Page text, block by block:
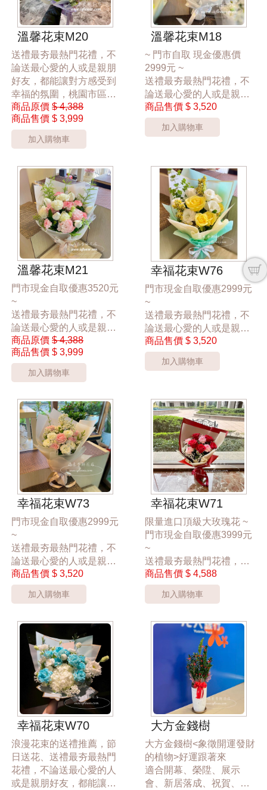
*桃園區以外酌收運費350
元*
**此商品只提供桃園市內
運送**
***商品的花色與花材依當
季花材實際狀況調整***
溫馨花束M20
送禮最夯最熱門花禮，不
論送最心愛的人或是親朋
好友，都能讓對方感受到
幸福的氛圍，桃園市區花
店24hr 網路訂花禮，為您
傳達幸福散播愛的氛圍，
讓大家感受到花禮的幸福
元*
**此商品只提供桃園市內
運送**
***花材依當季花材實際狀
況調整***
商品原價 $ 4,388
商品售價 $ 3,999
加入購物車
溫馨花束M18
~ 門市自取 現金優惠價
2999元 ~
送禮最夯最熱門花禮，不
論送最心愛的人或是親朋
好友，都能讓對方感受到
幸福的氛圍，桃園市區花
店24hr 網路訂花禮，為您
*桃園區以外酌收運費350
**此商品只提供桃園市內
運送**
***花材依當季花材實際狀
況調整***
商品售價 $ 3,520
加入購物車
溫馨花束M21
門市現金自取優惠3520元
~
送禮最夯最熱門花禮，不
論送最心愛的人或是親朋
好友，都能讓對方感受到
幸福的氛圍，桃園市區花
店24hr 網路訂花禮，為您
傳達幸福散播愛的氛圍，
*桃園區以外酌收運費350
元*
**此商品只提供桃園市內
運送**
***花材依當季花材實際狀
況調整***
商品原價 $ 4,388
商品售價 $ 3,999
加入購物車
幸福花束W76
門市現金自取優惠2999元
~
送禮最夯最熱門花禮，不
論送最心愛的人或是親朋
好友，都能讓對方感受到
幸福的氛圍，桃園市區花
店24hr 網路訂花禮，為您
~黃色小花會依實際花材調
整替代搭配~
*桃園區以外酌收運費350
元*
**此商品只提供桃園市內
運送**
***花材依當季花材實際狀
況調整***
商品售價 $ 3,520
加入購物車
幸福花束W73
門市現金自取優惠2999元
~
送禮最夯最熱門花禮，不
論送最心愛的人或是親朋
好友，都能讓對方感受到
幸福的氛圍，桃園市區花
店24hr 網路訂花禮，為您
讓大家感受到花禮的幸福
~白色小花會隨機搭配~
*桃園區以外酌收運費350
**此商品只提供桃園市內
運送**
***花材依當季花材實際狀
況調整***
商品售價 $ 3,520
加入購物車
幸福花束W71
限量進口頂級大玫瑰花 ~
門市現金自取優惠3999元
~
送禮最夯最熱門花禮，不
論送最心愛的人或是親朋
好友，都能讓對方感受到
幸福的氛圍，桃園市區花
傳達幸福散播愛的氛圍，
讓大家感受到花禮的幸福
~白色小花會隨機搭配~
*桃園區以外酌收運費350
**此商品只提供桃園市內
運送**
***花材依當季花材實際狀
況調整***
商品售價 $ 4,588
加入購物車
幸福花束W70
浪漫花束的送禮推薦，節
日送花、送禮最夯最熱門
花禮，不論送最心愛的人
或是親朋好友，都能讓對
大方金錢樹
大方金錢樹<象徵開運發財
的植物>好運跟著來
適合開幕、榮陞、展示
會、新居落成、祝賀、慶